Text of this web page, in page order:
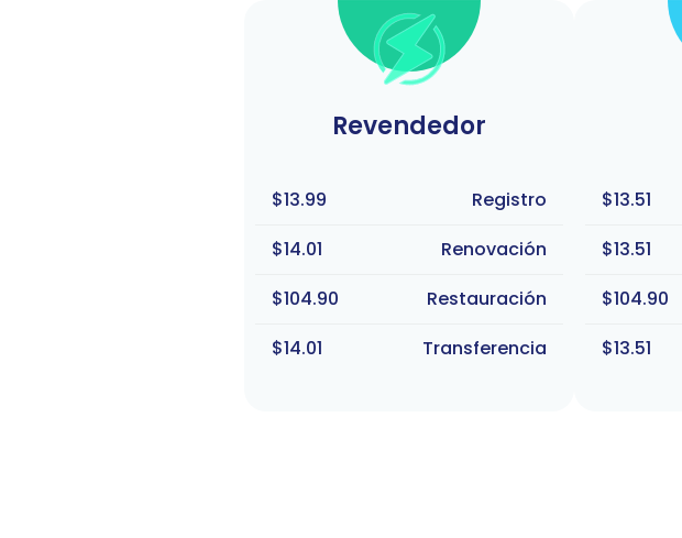
Revendedor
$13.99
Registro
$14.01
Renovación
$104.90
Restauración
$14.01
Transferencia
$13.51
$13.51
$104.90
$13.51